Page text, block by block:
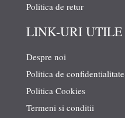
Politica de retur
LINK-URI UTILE
Despre noi
Politica de confidentialitate
Politica Cookies
Termeni si conditii